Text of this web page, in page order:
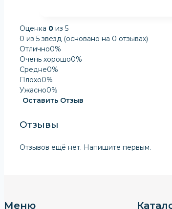
Оценка 0 из 5
0 из 5 звёзд (основано на 0 отзывах)
Отлично0%
Очень хорошо0%
Средне0%
Плохо0%
Ужасно0%
Оставить Отзыв
Отзывы
Отзывов ещё нет. Напишите первым.
Меню